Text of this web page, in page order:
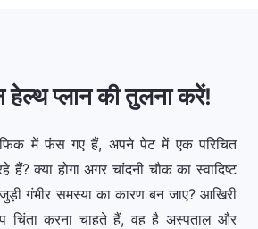
हेल्थ प्लान की तुलना करें!
में फंस गए हैं, अपने पेट में एक परिचित
क्या होगा अगर चांदनी चौक का स्वादिष्ट
गंभीर समस्या का कारण बन जाए? आखिरी
चिंता करना चाहते हैं, वह है अस्पताल और